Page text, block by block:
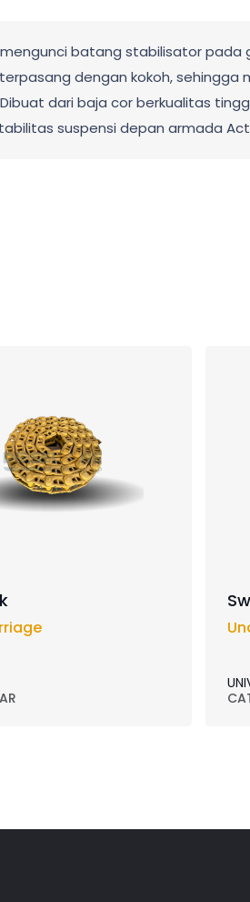
batang stabilisator pada
dengan kokoh,
dari baja cor berkualitas
suspensi depan armada